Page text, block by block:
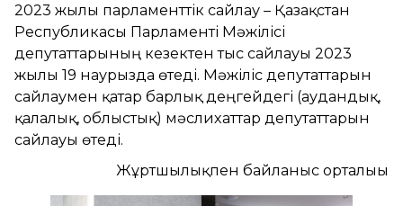
2023 жылғы парламенттік сайлау – Қазақстан
Республикасы Парламенті Мәжілісі
депутаттарының кезектен тыс сайлауы 2023
жылғы 19 наурызда өтеді. Мәжіліс депутаттарын
сайлаумен қатар барлық деңгейдегі (аудандық,
қалалық, облыстық) мәслихаттар депутаттарын
сайлауы өтеді.
Жұртшылықпен байланыс орталығы